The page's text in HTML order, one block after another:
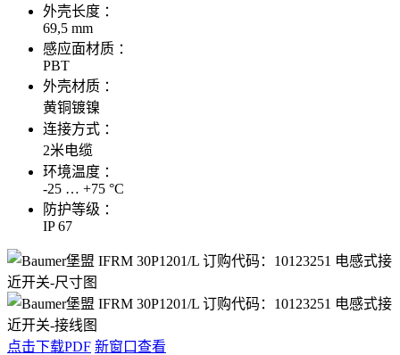
外壳长度 ：
69,5 mm
感应面材质 ：
PBT
外壳材质 ：
黄铜镀镍
连接方式 ：
2米电缆
环境温度 ：
-25 … +75 °C
防护等级 ：
IP 67
点击下载PDF 新窗口查看